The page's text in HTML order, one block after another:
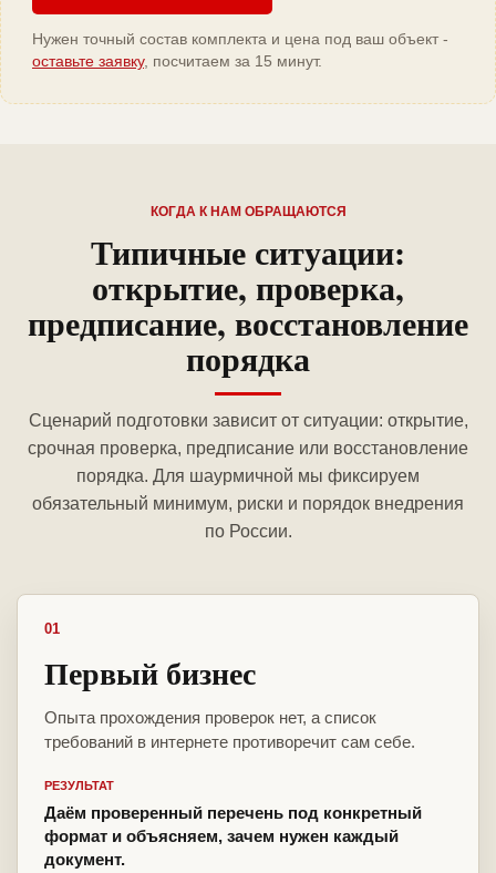
Нужен точный состав комплекта и цена под ваш объект -
оставьте заявку, посчитаем за 15 минут.
КОГДА К НАМ ОБРАЩАЮТСЯ
Типичные ситуации:
открытие, проверка,
предписание, восстановление
порядка
Сценарий подготовки зависит от ситуации: открытие,
срочная проверка, предписание или восстановление
порядка. Для шаурмичной мы фиксируем
обязательный минимум, риски и порядок внедрения
по России.
01
Первый бизнес
Опыта прохождения проверок нет, а список
требований в интернете противоречит сам себе.
РЕЗУЛЬТАТ
Даём проверенный перечень под конкретный
формат и объясняем, зачем нужен каждый
документ.